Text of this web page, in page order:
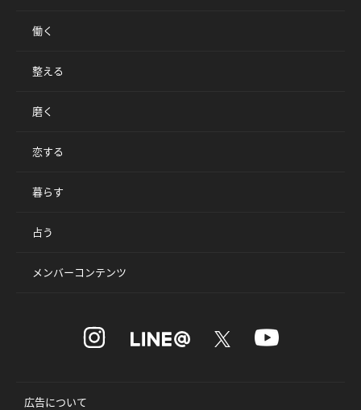
働く
整える
磨く
恋する
暮らす
占う
メンバーコンテンツ
広告について